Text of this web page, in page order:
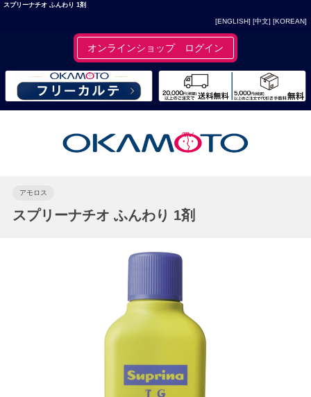
スプリーナチオ ふんわり 1剤
[ENGLISH] [中文] [KOREAN]
オンラインショップ ログイン
アモロス
スプリーナチオ ふんわり 1剤